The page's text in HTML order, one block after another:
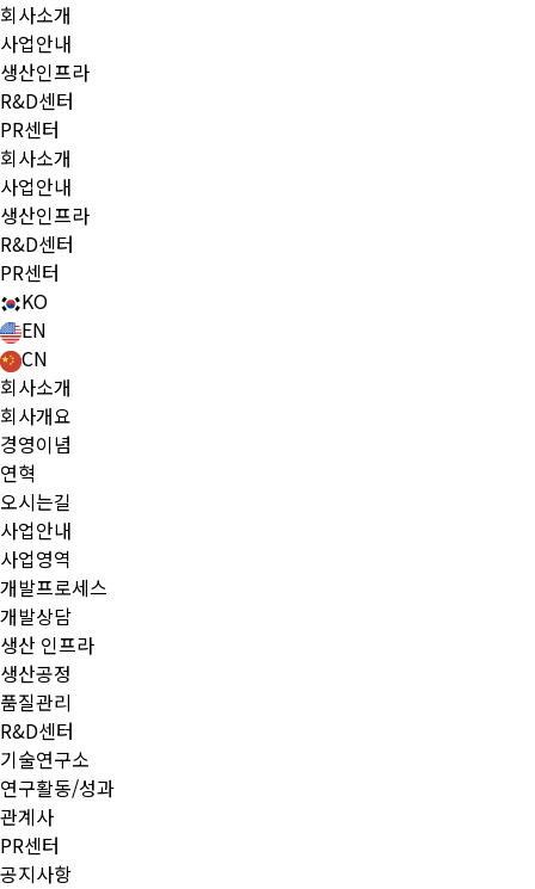
회사소개
사업안내
생산인프라
R&D센터
PR센터
회사소개
사업안내
생산인프라
R&D센터
PR센터
KO
EN
CN
회사소개
회사개요
경영이념
연혁
오시는길
사업안내
사업영역
개발프로세스
개발상담
생산 인프라
생산공정
품질관리
R&D센터
기술연구소
연구활동/성과
관계사
PR센터
공지사항